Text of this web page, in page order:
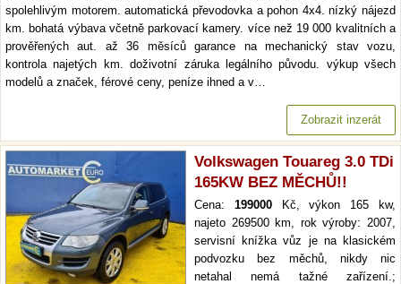
spolehlivým motorem. automatická převodovka a pohon 4x4. nízký nájezd
km. bohatá výbava včetně parkovací kamery. více než 19 000 kvalitních a
prověřených aut. až 36 měsíců garance na mechanický stav vozu,
kontrola najetých km. doživotní záruka legálního původu. výkup všech
modelů a značek, férové ceny, peníze ihned a v…
Zobrazit inzerát
Volkswagen Touareg 3.0 TDi
165KW BEZ MĚCHŮ!!
Cena: 199000Kč, výkon 165 kw,
najeto 269500 km, rok výroby: 2007,
servisní knížka vůz je na klasickém
podvozku bez měchů, nikdy nic
netahal nemá tažné zařízení.;